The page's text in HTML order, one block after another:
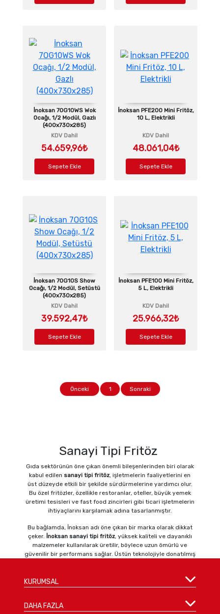
İnoksan 7OG10WS Wok
Ocağı, 1/2 Modül, Gazlı
(400x730x285)
KDV Dahil
54.659,96₺
Sepete Ekle
İnoksan PFE200 Mini Fritöz,
10 L, Elektrikli
KDV Dahil
48.061,04₺
Sepete Ekle
İnoksan 7OG10S Show
Ocağı, 1/2 Modül, Setüstü
(400x730x285)
KDV Dahil
39.592,47₺
Sepete Ekle
İnoksan PFE100 Mini Fritöz,
5 L, Elektrikli
KDV Dahil
25.966,32₺
Sepete Ekle
Önceki 1 Sonraki
Sanayi Tipi Fritöz
Gıda sektörünün öne çıkan önemli bileşenlerinden biri olarak
kabul edilensanayi tipi fritöz, işletmelerin faaliyetlerini en
üst düzeyde etkili bir şekilde sürdürmelerine yardımcı olur.
Bu özel fritözler, özellikle restoranlar, oteller, büyük yemek
üretimi tesisleri ve fast food zincirleri gibi ticari işletmelerin
ihtiyaçlarını karşılamak adına tasarlanmıştır.
Bu bağlamda, İnoksan adı öne çıkan bir marka olarak dikkat
çeker. İnoksan sanayi tipi fritöz, yüksek kaliteli ve dayanıklı
malzemeler kullanılarak üretilir, böylece uzun ömürlü ve
güvenilir bir performans sağlar. Üstün teknolojiyle donatılmış
yönetmelerine olanak tanır. Ayrıca, geniş kapasiteli fritöz
sepetleri sayesinde büyük miktarlardaki yiyeceği aynı anda
KURUMSAL
DAHA FAZLA